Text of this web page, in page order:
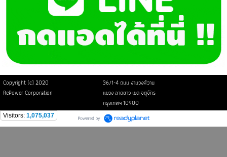
Copyright (c) 2020
36/1-4 ถนน งามวงศ์วาน
RePower Corporation
แขวง ลาดยาว เขต จตุจักร
กรุงเทพฯ 10900
Visitors: 1,075,037